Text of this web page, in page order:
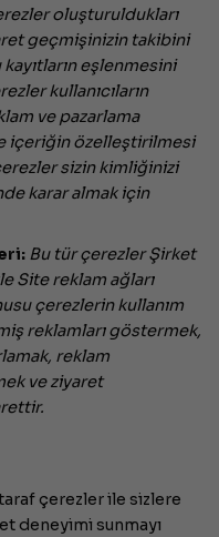
oluşturuldukları
geçmişinizin takibini
kayıtların eşlenmesini
kullanıcıların
ve pazarlama
içeriğin özelleştirilmesi
sizin kimliğinizi
karar almak için
Bu tür çerezler Şirket
Site reklam ağları
çerezlerin kullanım
reklamları göstermek,
reklam
ve ziyaret
çerezler ile sizlere
deneyimi sunmayı